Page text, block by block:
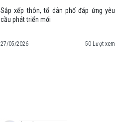
Sắp xếp thôn, tổ dân phố đáp ứng yêu
cầu phát triển mới
27/05/2026 50 Lượt xem